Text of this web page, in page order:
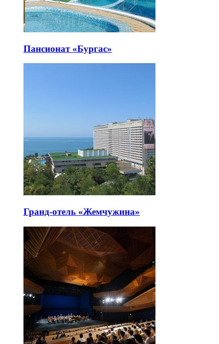
Пансионат «Бургас»
Гранд-отель «Жемчужина»